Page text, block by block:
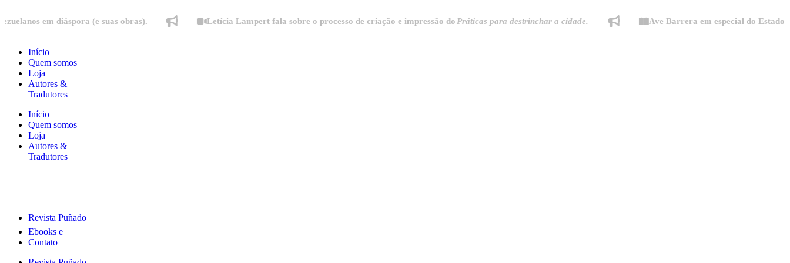
em diáspora (e suas obras). Letícia Lampert fala sobre o processo de criação e impressão doPráticas para destrinchar a cidade. Ave Barrera em especial do Estado de
Início
Quem somos
Loja
Autores &
Tradutores
Início
Quem somos
Loja
Autores &
Tradutores
Revista Puñado
Ebooks e
Contato